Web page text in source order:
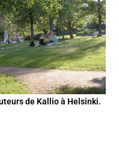
de Kallio à Helsinki.